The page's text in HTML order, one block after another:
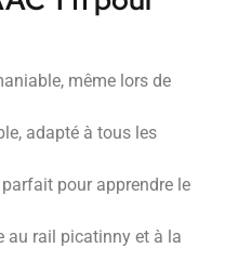
même lors de
adapté à tous les
pour apprendre le
au rail picatinny et à la